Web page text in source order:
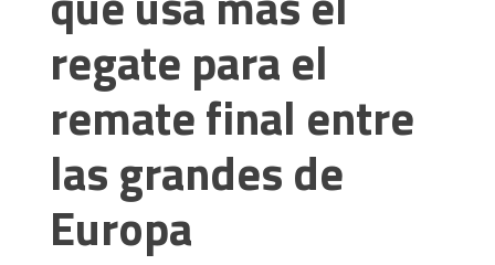
regate para el
remate final entre
las grandes de
Europa